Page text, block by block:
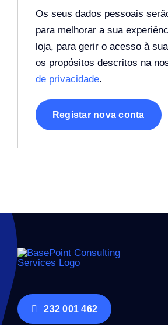
Os seus dados pessoais
para melhorar a sua
loja, para gerir o acesso à
os propósitos descritos na
de privacidade.
Registar nova conta
232 001 462